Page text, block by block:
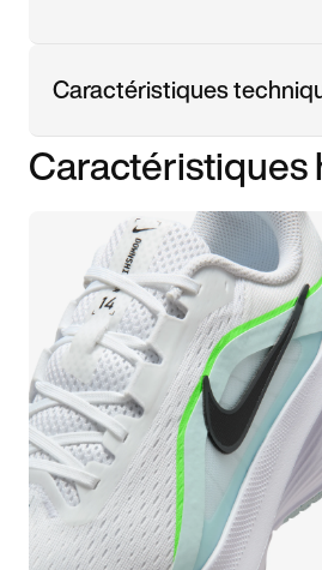
Caractéristiques